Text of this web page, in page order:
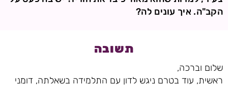
הקב"ה. איך עונים לה?
תשובה
שלום וברכה,
ראשית, עוד בטרם ניגש לדון עם התלמידה בשאלתה, דומני